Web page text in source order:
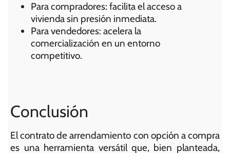
Para compradores: facilita el acceso a
vivienda sin presión inmediata.
Para vendedores: acelera la
comercialización en un entorno
competitivo.
Conclusión
El contrato de arrendamiento con opción a compra
es una herramienta versátil que, bien planteada,